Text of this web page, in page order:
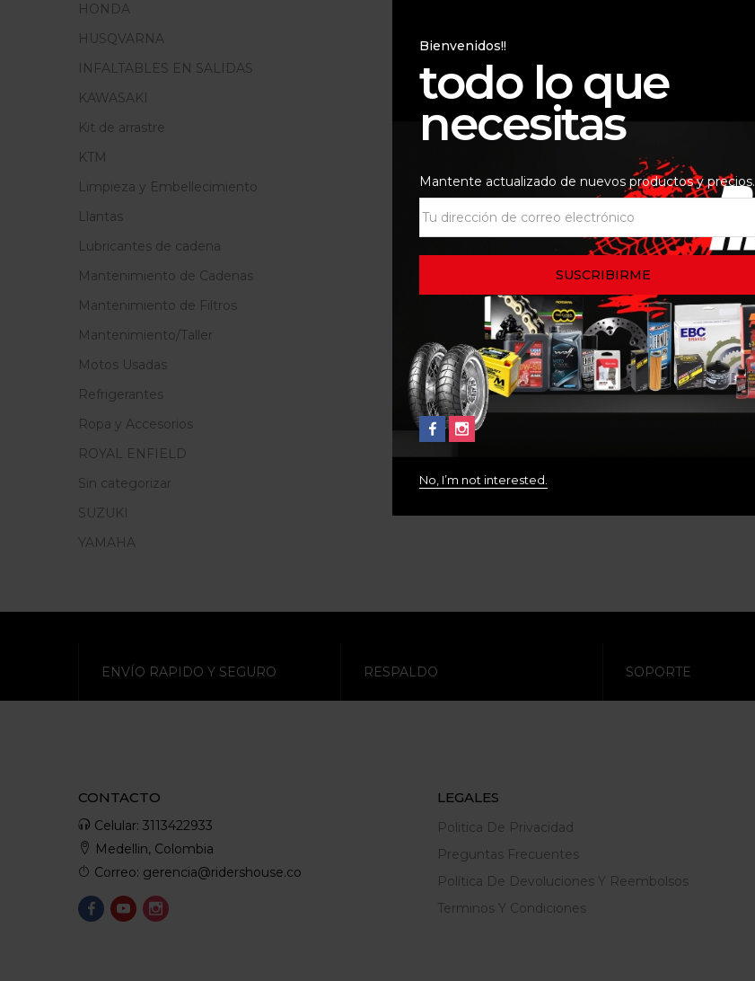
HONDA
HUSQVARNA
INFALTABLES EN SALIDAS
KAWASAKI
Kit de arrastre
KTM
Limpieza y Embellecimiento
Llantas
Lubricantes de cadena
Mantenimiento de Cadenas
Mantenimiento de Filtros
Mantenimiento/Taller
Motos Usadas
Refrigerantes
Ropa y Accesorios
ROYAL ENFIELD
Sin categorizar
SUZUKI
YAMAHA
Bienvenidos!!
todo lo que
necesitas
Mantente actualizado de nuevos productos y precios.
No, I’m not interested.
ENVÍO RAPIDO Y SEGURO RESPALDO SOPORTE
CONTACTO
Celular: 3113422933
Medellin, Colombia
Correo: gerencia@ridershouse.co
LEGALES
Politica De Privacidad
Preguntas Frecuentes
Política De Devoluciones Y Reembolsos
Terminos Y Condiciones